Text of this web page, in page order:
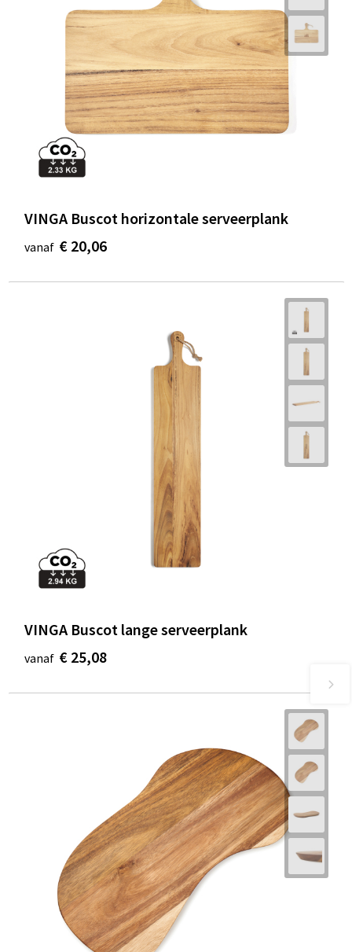
VINGA Buscot horizontale serveerplank
vanaf € 20,06
VINGA Buscot lange serveerplank
vanaf € 25,08